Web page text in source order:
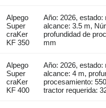
Alpego
Super
craKer
KF 350
Año: 2026, estado:
alcance: 3.5 m,
profundidad de
mm
Alpego
Super
craKer
KF 400
Año: 2026, estado:
alcance: 4 m,
procesamiento:
tractor requerida: